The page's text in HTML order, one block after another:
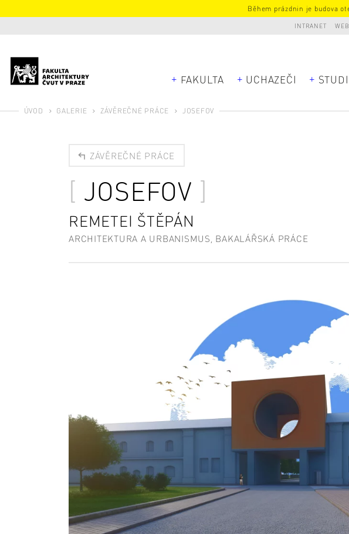
Během prázdnin je budova
INTRANET
FAKULTA UCHAZEČI
ÚVOD GALERIE ZÁVĚREČNÉ PRÁCE JOSEFOV
ZÁVĚREČNÉ PRÁCE
JOSEFOV
REMETEI ŠTĚPÁN
ARCHITEKTURA A URBANISMUS, BAKALÁŘSKÁ PRÁCE